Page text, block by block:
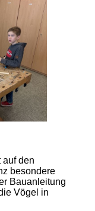
auf den
besondere
Bauanleitung
Vögel in